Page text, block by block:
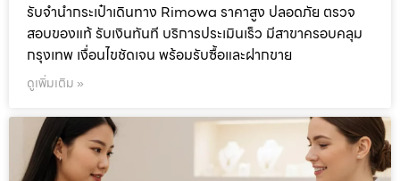
รับจำนำกระเป๋าเดินทาง Rimowa ราคาสูง ปลอดภัย ตรวจ
สอบของแท้ รับเงินทันที บริการประเมินเร็ว มีสาขาครอบคลุม
กรุงเทพ เงื่อนไขชัดเจน พร้อมรับซื้อและฝากขาย
ดูเพิ่มเติม »